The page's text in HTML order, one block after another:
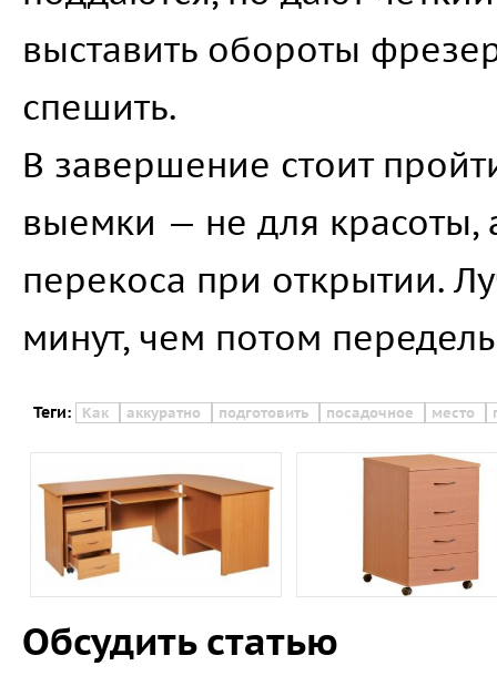
выставить обороты
спешить.
В завершение стоит
выемки — не для красоты,
перекоса при открытии.
минут, чем потом
Теги: Как аккуратно подготовить посадочное место
Обсудить статью